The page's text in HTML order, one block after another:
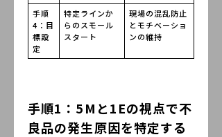
手順
4：目
標設
定
特定ラインか
らのスモール
スタート
現場の混乱防止
とモチベーショ
ンの維持
手順1：5Mと1Eの視点で不
良品の発生原因を特定する